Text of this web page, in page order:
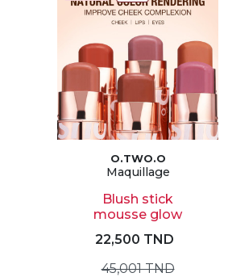
O.TWO.O
Maquillage
Blush stick
mousse glow
22,500 TND
45,001 TND